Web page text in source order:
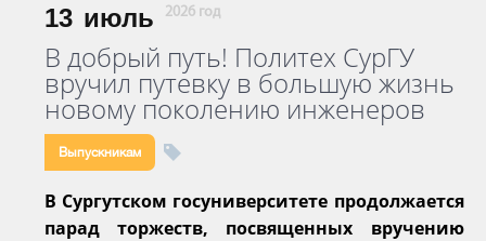
13 июль 2026 год
В добрый путь! Политех СурГУ
вручил путевку в большую жизнь
новому поколению инженеров
Выпускникам
В Сургутском госуниверситете продолжается
парад торжеств, посвященных вручению